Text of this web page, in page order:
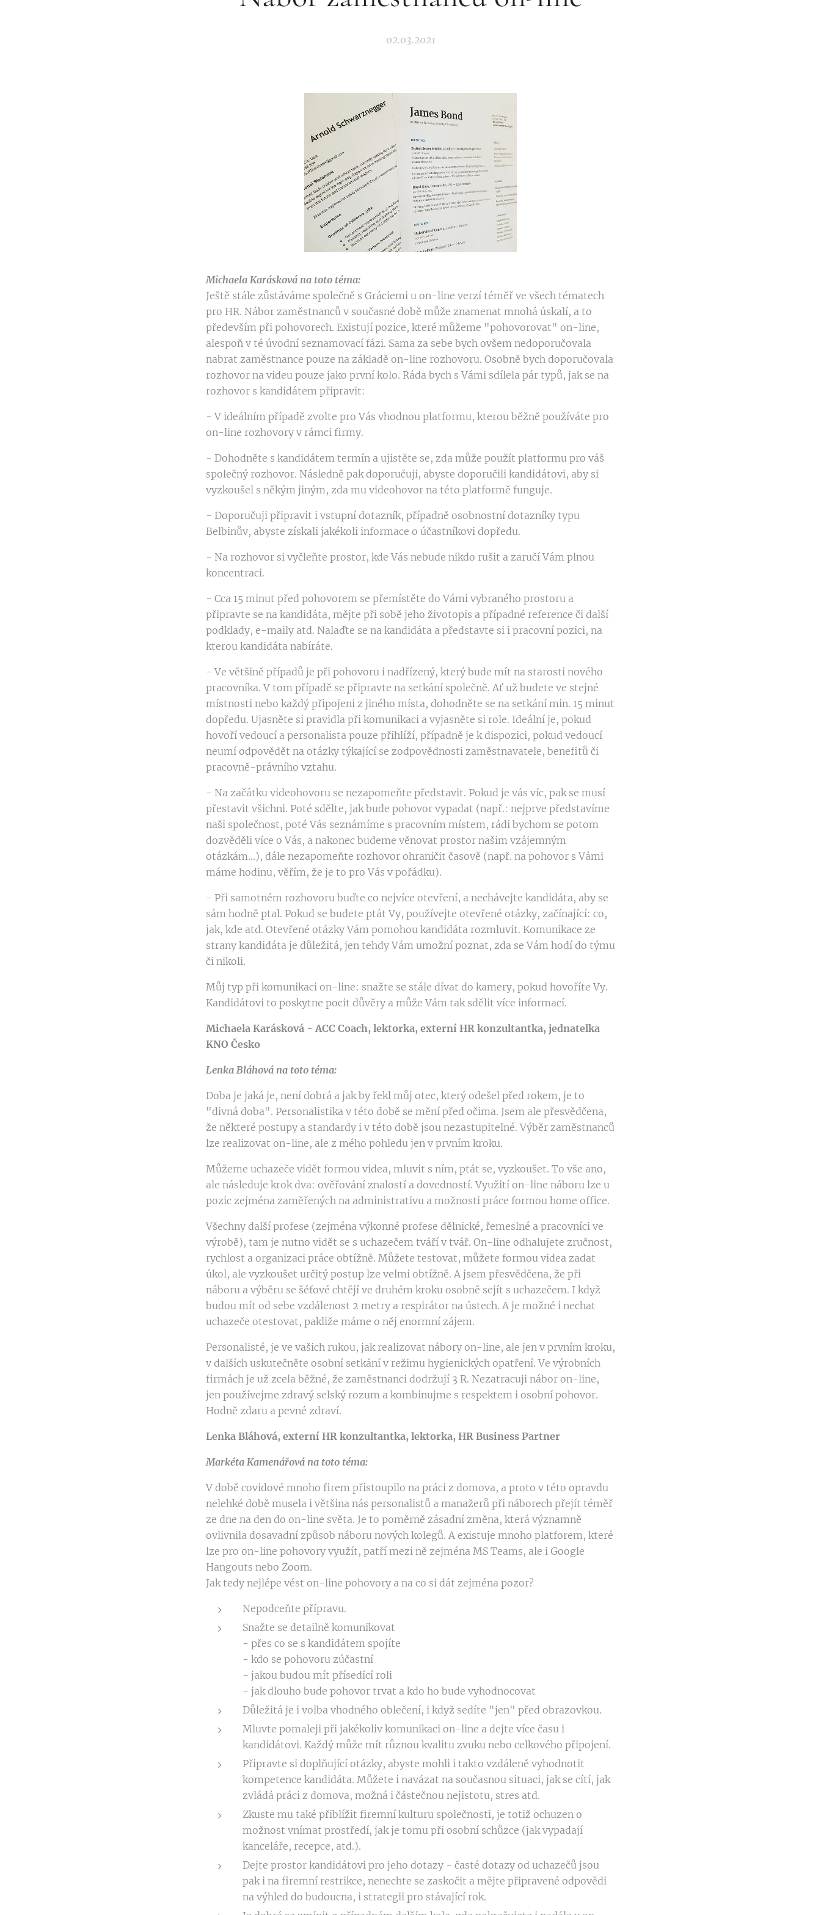
02.03.2021
Michaela Karásková na toto téma:
Ještě stále zůstáváme společně s Gráciemi u on-line verzí téměř ve všech tématech
pro HR. Nábor zaměstnanců v současné době může znamenat mnohá úskalí, a to
především při pohovorech. Existují pozice, které můžeme "pohovorovat" on-line,
alespoň v té úvodní seznamovací fázi. Sama za sebe bych ovšem nedoporučovala
nabrat zaměstnance pouze na základě on-line rozhovoru. Osobně bych doporučovala
rozhovor na videu pouze jako první kolo. Ráda bych s Vámi sdílela pár typů, jak se na
rozhovor s kandidátem připravit:
- V ideálním případě zvolte pro Vás vhodnou platformu, kterou běžně používáte pro
on-line rozhovory v rámci firmy.
- Dohodněte s kandidátem termín a ujistěte se, zda může použít platformu pro váš
společný rozhovor. Následně pak doporučuji, abyste doporučili kandidátovi, aby si
vyzkoušel s někým jiným, zda mu videohovor na této platformě funguje.
- Doporučuji připravit i vstupní dotazník, případně osobnostní dotazníky typu
Belbinův, abyste získali jakékoli informace o účastníkovi dopředu.
- Na rozhovor si vyčleňte prostor, kde Vás nebude nikdo rušit a zaručí Vám plnou
koncentraci.
- Cca 15 minut před pohovorem se přemístěte do Vámi vybraného prostoru a
připravte se na kandidáta, mějte při sobě jeho životopis a případné reference či další
podklady, e-maily atd. Nalaďte se na kandidáta a představte si i pracovní pozici, na
kterou kandidáta nabíráte.
- Ve většině případů je při pohovoru i nadřízený, který bude mít na starosti nového
pracovníka. V tom případě se připravte na setkání společně. Ať už budete ve stejné
místnosti nebo každý připojeni z jiného místa, dohodněte se na setkání min. 15 minut
dopředu. Ujasněte si pravidla při komunikaci a vyjasněte si role. Ideální je, pokud
hovoří vedoucí a personalista pouze přihlíží, případně je k dispozici, pokud vedoucí
neumí odpovědět na otázky týkající se zodpovědnosti zaměstnavatele, benefitů či
pracovně-právního vztahu.
- Na začátku videohovoru se nezapomeňte představit. Pokud je vás víc, pak se musí
přestavit všichni. Poté sdělte, jak bude pohovor vypadat (např.: nejprve představíme
naši společnost, poté Vás seznámíme s pracovním místem, rádi bychom se potom
dozvěděli více o Vás, a nakonec budeme věnovat prostor našim vzájemným
otázkám...), dále nezapomeňte rozhovor ohraničit časově (např. na pohovor s Vámi
máme hodinu, věřím, že je to pro Vás v pořádku).
- Při samotném rozhovoru buďte co nejvíce otevření, a nechávejte kandidáta, aby se
sám hodně ptal. Pokud se budete ptát Vy, používejte otevřené otázky, začínající: co,
jak, kde atd. Otevřené otázky Vám pomohou kandidáta rozmluvit. Komunikace ze
strany kandidáta je důležitá, jen tehdy Vám umožní poznat, zda se Vám hodí do týmu
či nikoli.
Můj typ při komunikaci on-line: snažte se stále dívat do kamery, pokud hovoříte Vy.
Kandidátovi to poskytne pocit důvěry a může Vám tak sdělit více informací.
Michaela Karásková - ACC Coach, lektorka, externí HR konzultantka, jednatelka
KNO Česko
Lenka Bláhová na toto téma:
Doba je jaká je, není dobrá a jak by řekl můj otec, který odešel před rokem, je to
"divná doba". Personalistika v této době se mění před očima. Jsem ale přesvědčena,
že některé postupy a standardy i v této době jsou nezastupitelné. Výběr zaměstnanců
lze realizovat on-line, ale z mého pohledu jen v prvním kroku.
Můžeme uchazeče vidět formou videa, mluvit s ním, ptát se, vyzkoušet. To vše ano,
ale následuje krok dva: ověřování znalostí a dovedností. Využití on-line náboru lze u
pozic zejména zaměřených na administrativu a možnosti práce formou home office.
Všechny další profese (zejména výkonné profese dělnické, řemeslné a pracovníci ve
výrobě), tam je nutno vidět se s uchazečem tváří v tvář. On-line odhalujete zručnost,
rychlost a organizaci práce obtížně. Můžete testovat, můžete formou videa zadat
úkol, ale vyzkoušet určitý postup lze velmi obtížně. A jsem přesvědčena, že při
náboru a výběru se šéfové chtějí ve druhém kroku osobně sejít s uchazečem. I když
budou mít od sebe vzdálenost 2 metry a respirátor na ústech. A je možné i nechat
uchazeče otestovat, pakliže máme o něj enormní zájem.
Personalisté, je ve vašich rukou, jak realizovat nábory on-line, ale jen v prvním kroku,
v dalších uskutečněte osobní setkání v režimu hygienických opatření. Ve výrobních
firmách je už zcela běžné, že zaměstnanci dodržují 3 R. Nezatracuji nábor on-line,
jen používejme zdravý selský rozum a kombinujme s respektem i osobní pohovor.
Hodně zdaru a pevné zdraví.
Lenka Bláhová, externí HR konzultantka, lektorka, HR Business Partner
Markéta Kamenářová na toto téma:
V době covidové mnoho firem přistoupilo na práci z domova, a proto v této opravdu
nelehké době musela i většina nás personalistů a manažerů při náborech přejít téměř
ze dne na den do on-line světa. Je to poměrně zásadní změna, která významně
ovlivnila dosavadní způsob náboru nových kolegů. A existuje mnoho platforem, které
lze pro on-line pohovory využít, patří mezi ně zejména MS Teams, ale i Google
Hangouts nebo Zoom.
Jak tedy nejlépe vést on-line pohovory a na co si dát zejména pozor?
Nepodceňte přípravu.
Snažte se detailně komunikovat
- přes co se s kandidátem spojíte
- kdo se pohovoru zúčastní
- jakou budou mít přísedící roli
- jak dlouho bude pohovor trvat a kdo ho bude vyhodnocovat
Důležitá je i volba vhodného oblečení, i když sedíte "jen" před obrazovkou.
Mluvte pomaleji při jakékoliv komunikaci on-line a dejte více času i
kandidátovi. Každý může mít různou kvalitu zvuku nebo celkového připojení.
Připravte si doplňující otázky, abyste mohli i takto vzdáleně vyhodnotit
kompetence kandidáta. Můžete i navázat na současnou situaci, jak se cítí, jak
zvládá práci z domova, možná i částečnou nejistotu, stres atd.
Zkuste mu také přiblížit firemní kulturu společnosti, je totiž ochuzen o
možnost vnímat prostředí, jak je tomu při osobní schůzce (jak vypadají
kanceláře, recepce, atd.).
Dejte prostor kandidátovi pro jeho dotazy - časté dotazy od uchazečů jsou
pak i na firemní restrikce, nenechte se zaskočit a mějte připravené odpovědi
na výhled do budoucna, i strategii pro stávající rok.